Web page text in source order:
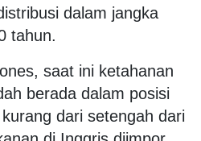
dalam jangka
tahun.
saat ini ketahanan
berada dalam posisi
dari setengah dari